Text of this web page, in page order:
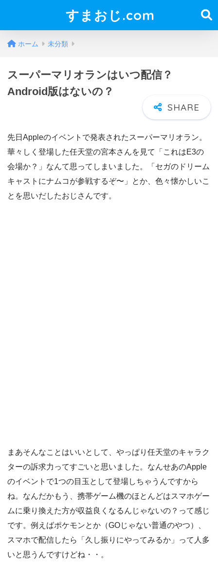
すまおじ.com
ホーム 未分類
スーパーマリオランはいつ配信？
Android版はないの？
先日Appleのイベントで発表されたスーパーマリオラン。
華々しく登場した任天堂の宮本さんを見て「これはE3の
会場か？」なんて思ってしまいました。「セガのドリーム
キャストにナムコが参戦するぞ〜」とか、色々懐かしいこ
とを思いだしたおじさんです。
まあそんなことはいいとして、やっぱり任天堂のキャラク
ターの訴求力ってすごいと思いました。なんせあのApple
のイベントで1つの目玉として登場しちゃうんですから
ね。なんだかもう、携帯ゲーム機のほとんどはスマホゲー
ムに乗り換えた方が収益良くなるんじゃないの？って感じ
です。例えばポケモンとか（GOじゃない普通のやつ）、
スマホで配信したら「久し振りにやってみるか」って人多
いと思うんですけどね・・。